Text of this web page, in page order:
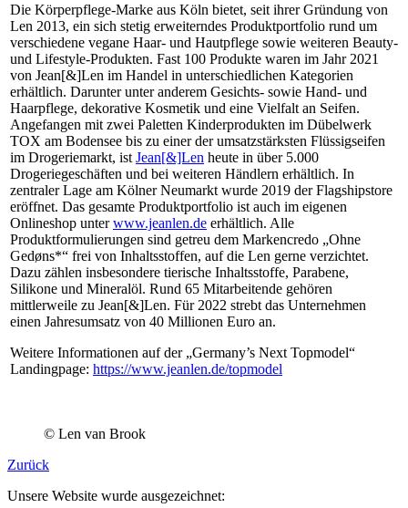
Die Körperpflege-Marke aus Köln bietet, seit ihrer Gründung von
Len 2013, ein sich stetig erweiterndes Produktportfolio rund um
verschiedene vegane Haar- und Hautpflege sowie weiteren Beauty-
und Lifestyle-Produkten. Fast 100 Produkte waren im Jahr 2021
von Jean[&]Len im Handel in unterschiedlichen Kategorien
erhältlich. Darunter unter anderem Gesichts- sowie Hand- und
Haarpflege, dekorative Kosmetik und eine Vielfalt an Seifen.
Angefangen mit zwei Paletten Kinderprodukten im Dübelwerk
TOX am Bodensee bis zu einer der umsatzstärksten Flüssigseifen
im Drogeriemarkt, ist Jean[&]Len heute in über 5.000
Drogeriegeschäften und bei weiteren Händlern erhältlich. In
zentraler Lage am Kölner Neumarkt wurde 2019 der Flagshipstore
eröffnet. Das gesamte Produktportfolio ist auch im eigenen
Onlineshop unterwww.jeanlen.de erhältlich. Alle
Produktformulierungen sind getreu dem Markencredo „Ohne
Gedøns*“ frei von Inhaltsstoffen, auf die Len gerne verzichtet.
Dazu zählen insbesondere tierische Inhaltsstoffe, Parabene,
Silikone und Mineralöl. Rund 65 Mitarbeitende gehören
mittlerweile zu Jean[&]Len. Für 2022 strebt das Unternehmen
einen Jahresumsatz von 40 Millionen Euro an.
Weitere Informationen auf der „Germany’s Next Topmodel“
Landingpage: https://www.jeanlen.de/topmodel
© Len van Brook
Zurück
Unsere Website wurde ausgezeichnet: